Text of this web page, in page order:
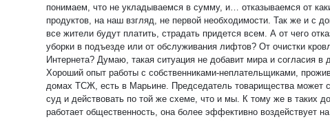
понимаем, что не укладываемся в сумму, и… отказываемся от
продуктов, на наш взгляд, не первой необходимости. Так же и с
все жители будут платить, страдать придется всем. А от чего
уборки в подъезде или от обслуживания лифтов? От очистки
Интернета? Думаю, такая ситуация не добавит мира и согласия в
Хороший опыт работы с собственниками-неплательщиками,
домах ТСЖ, есть в Марьине. Председатель товарищества может
суд и действовать по той же схеме, что и мы. К тому же в таких
работает общественность, она более эффективно воздействует